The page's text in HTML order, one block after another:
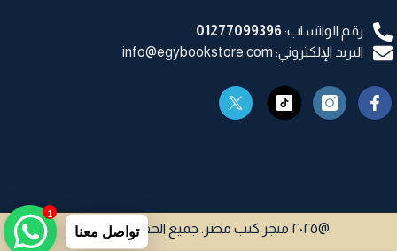
رقم الواتساب:01277099396
البريد الإلكتروني: info@egybookstore.com
@٢٠٢٥ متجر كتب مصر. جميع الحقوق محفوظة تواصل معنا
1